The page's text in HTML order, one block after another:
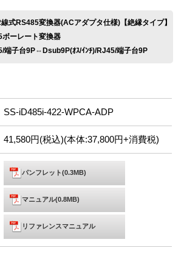
式RS485変換器(ACアダプタ仕様)【絶縁タイプ】
ーレート変換器
端子台9P⇔Dsub9P(ｵｽ/ｲﾝﾁ)/RJ45/端子台9P
SS-iD485i-422-WPCA-ADP
41,580円(税込)(本体:37,800円+消費税)
パンフレット(0.3MB)
マニュアル(0.8MB)
リファレンスマニュアル